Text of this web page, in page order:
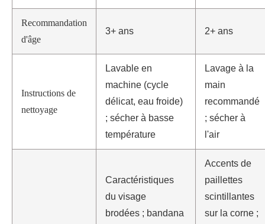
Recommandation
d'âge
3+ ans 2+ ans
Instructions de
nettoyage
Lavable en
machine (cycle
délicat, eau froide)
; sécher à basse
température
Lavage à la
main
recommandé
; sécher à
l'air
Caractéristiques
du visage
brodées ; bandana
Accents de
paillettes
scintillantes
sur la corne ;